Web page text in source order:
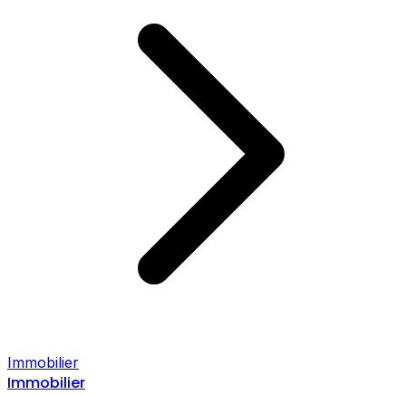
Immobilier
Immobilier